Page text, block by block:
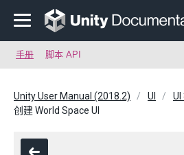
手册 脚本 API
Unity User Manual (2018.2) UI
UI
创建 World Space UI